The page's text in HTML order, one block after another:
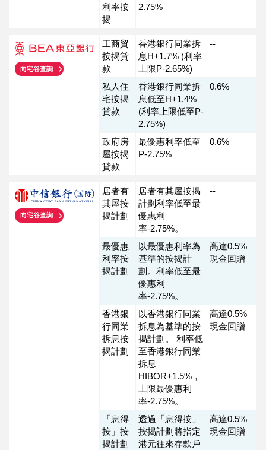
利率按
揭
2.75%
向宅谷查詢
工商貿
按揭貸
款
香港銀行同業拆
息H+1.7% (利率
上限P-2.65%)
--
私人住
宅按揭
貸款
香港銀行同業拆
息低至H+1.4%
(利率上限低至P-
2.75%)
0.6%
政府房
屋按揭
貸款
最優惠利率低至
P-2.75%
0.6%
向宅谷查詢
居者有
其屋按
揭計劃
居者有其屋按揭
計劃利率低至最
優惠利
率-2.75%。
--
最優惠
利率按
揭計劃
以最優惠利率為
基準的按揭計
劃。利率低至最
優惠利
率-2.75%。
高達0.5%
現金回贈
香港銀
行同業
拆息按
揭計劃
以香港銀行同業
拆息為基準的按
揭計劃。 利率低
至香港銀行同業
拆息
HIBOR+1.5%，
上限最優惠利
率-2.75%。
高達0.5%
現金回贈
「息得
按」按
揭計劃
透過「息得按」
按揭計劃將指定
港元往來存款戶
高達0.5%
現金回贈